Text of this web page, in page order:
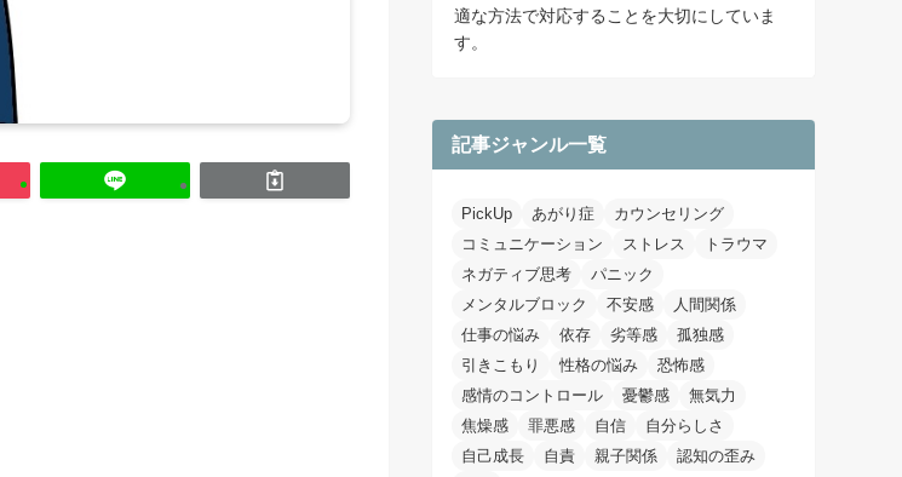
適な方法で対応することを大切にしていま
す。
記事ジャンル一覧
PickUp あがり症
カウンセリング
コミュニケーション
ストレス
トラウマ
ネガティブ思考
パニック
メンタルブロック
不安感
人間関係
仕事の悩み
依存 劣等感
孤独感
引きこもり
性格の悩み
恐怖感
感情のコントロール
憂鬱感
無気力
焦燥感
罪悪感 自信
自分らしさ
自己成長
自責 親子関係
認知の歪み